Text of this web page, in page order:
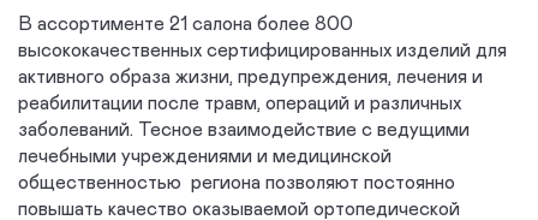
В ассортименте 21 салона более 800
высококачественных сертифицированных изделий для
активного образа жизни, предупреждения, лечения и
реабилитации после травм, операций и различных
заболеваний. Тесное взаимодействие с ведущими
лечебными учреждениями и медицинской
общественностью региона позволяют постоянно
повышать качество оказываемой ортопедической